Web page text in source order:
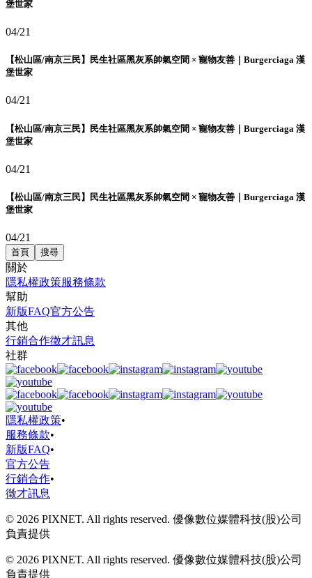
堡世家
04/21
【松山區/南京三民】民生社區黑灰系帥氣空間 × 寵物友善｜Burgerciaga 漢
堡世家
04/21
【松山區/南京三民】民生社區黑灰系帥氣空間 × 寵物友善｜Burgerciaga 漢
堡世家
04/21
【松山區/南京三民】民生社區黑灰系帥氣空間 × 寵物友善｜Burgerciaga 漢
堡世家
04/21
首頁 搜尋
關於
隱私權政策服務條款
幫助
新版FAQ官方公告
其他
行銷合作徵才訊息
社群
隱私權政策•
服務條款•
新版FAQ•
官方公告
行銷合作•
徵才訊息
© 2026 PIXNET. All rights reserved. 優像數位媒體科技(股)公司
負責提供
© 2026 PIXNET. All rights reserved. 優像數位媒體科技(股)公司
負責提供